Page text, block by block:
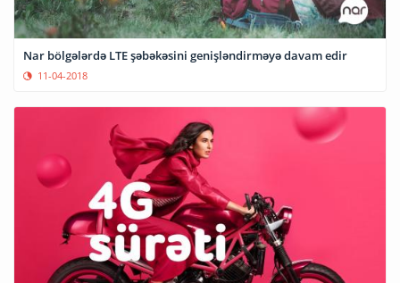
Nar bölgələrdə LTE şəbəkəsini genişləndirməyə davam edir
11-04-2018